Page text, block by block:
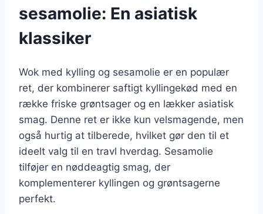
sesamolie: En asiatisk
klassiker
Wok med kylling og sesamolie er en populær
ret, der kombinerer saftigt kyllingekød med en
række friske grøntsager og en lækker asiatisk
smag. Denne ret er ikke kun velsmagende, men
også hurtig at tilberede, hvilket gør den til et
ideelt valg til en travl hverdag. Sesamolie
tilføjer en nøddeagtig smag, der
komplementerer kyllingen og grøntsagerne
perfekt.